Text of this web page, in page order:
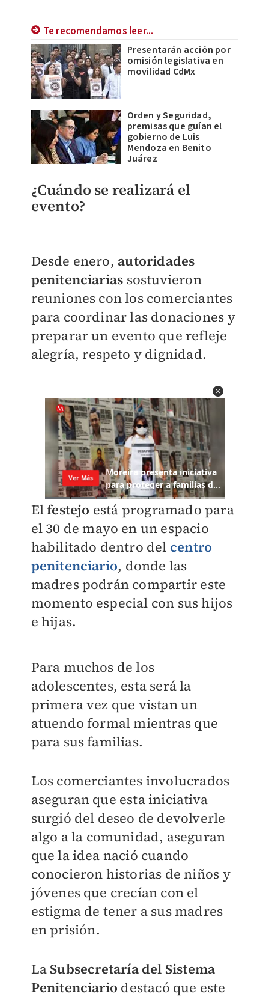
Te recomendamos leer...
Presentarán acción por
omisión legislativa en
movilidad CdMx
Orden y Seguridad,
premisas que guían el
gobierno de Luis
Mendoza en Benito
Juárez
¿Cuándo se realizará el
evento?
Desde enero, autoridades
penitenciarias sostuvieron
reuniones con los comerciantes
para coordinar las donaciones y
preparar un evento que refleje
alegría, respeto y dignidad.
Elfestejo está programado para
el 30 de mayo en un espacio
habilitado dentro del centro
penitenciario, donde las
madres podrán compartir este
momento especial con sus hijos
e hijas.
Para muchos de los
adolescentes, esta será la
primera vez que vistan un
atuendo formal mientras que
para sus familias.
Los comerciantes involucrados
aseguran que esta iniciativa
surgió del deseo de devolverle
algo a la comunidad, aseguran
que la idea nació cuando
conocieron historias de niños y
jóvenes que crecían con el
estigma de tener a sus madres
en prisión.
La Subsecretaría del Sistema
Penitenciario destacó que este